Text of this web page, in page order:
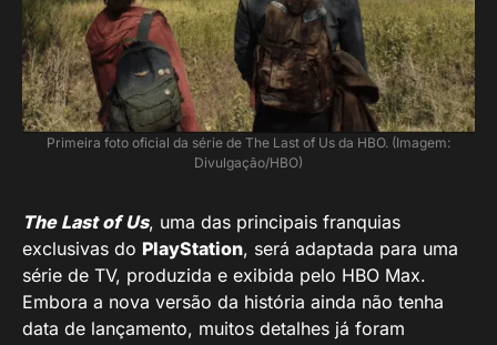
Primeira foto oficial da série de The Last of Us da HBO. (Imagem:
Divulgação/HBO)
The Last of Us, uma das principais franquias
exclusivas do PlayStation, será adaptada para uma
série de TV, produzida e exibida pelo HBO Max.
Embora a nova versão da história ainda não tenha
data de lançamento, muitos detalhes já foram